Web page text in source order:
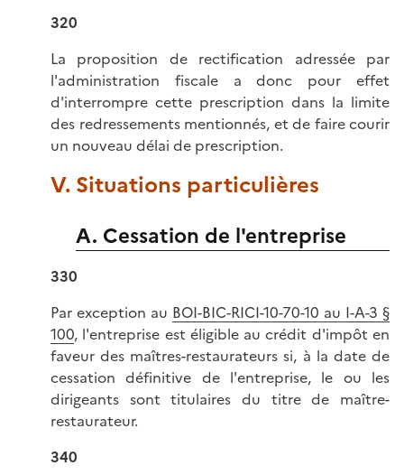
320
La proposition de rectification adressée par
l'administration fiscale a donc pour effet
d'interrompre cette prescription dans la limite
des redressements mentionnés, et de faire courir
un nouveau délai de prescription.
V. Situations particulières
A. Cessation de l'entreprise
330
Par exception au BOI-BIC-RICI-10-70-10 au I-A-3 §
100, l'entreprise est éligible au crédit d'impôt en
faveur des maîtres-restaurateurs si, à la date de
cessation définitive de l'entreprise, le ou les
dirigeants sont titulaires du titre de maître-
restaurateur.
340